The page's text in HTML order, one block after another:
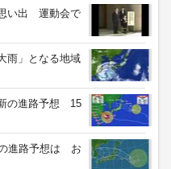
い出 運動会で
雨」となる地域
の進路予想 15
の進路予想は お